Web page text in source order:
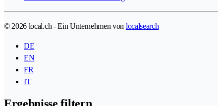
© 2026 local.ch - Ein Unternehmen von localsearch
DE
EN
FR
IT